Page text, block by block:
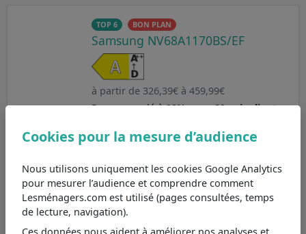
TOP 6 BON PLAN
Samsung NV68A1170BS/EF
à partir de 326,39€ à 459,99€
Recommandé à92% pour 29 avis clients,
NV68A1170BS/EFaux caractéristiques
Classe énergétique A : efficacité standard
Volume de la cavité 68 L : capacité idéale pour
les familles
Four pyrolyse : nettoyage à haute
température
Cookies pour la mesure d’audience
Nous utilisons uniquement les cookies Google Analytics
pour mesurer l’audience et comprendre comment
Lesménagers.com est utilisé (pages consultées, temps
de lecture, navigation).
Ces données nous aident à améliorer nos analyses et